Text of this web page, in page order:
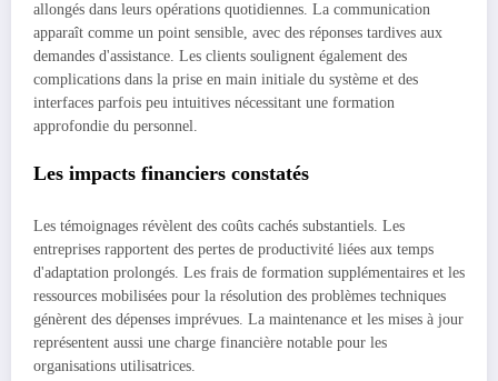
allongés dans leurs opérations quotidiennes. La communication
apparaît comme un point sensible, avec des réponses tardives aux
demandes d'assistance. Les clients soulignent également des
complications dans la prise en main initiale du système et des
interfaces parfois peu intuitives nécessitant une formation
approfondie du personnel.
Les impacts financiers constatés
Les témoignages révèlent des coûts cachés substantiels. Les
entreprises rapportent des pertes de productivité liées aux temps
d'adaptation prolongés. Les frais de formation supplémentaires et les
ressources mobilisées pour la résolution des problèmes techniques
génèrent des dépenses imprévues. La maintenance et les mises à jour
représentent aussi une charge financière notable pour les
organisations utilisatrices.